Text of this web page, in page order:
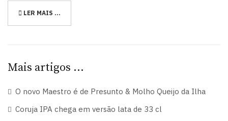
LER MAIS …
Mais artigos …
O novo Maestro é de Presunto & Molho Queijo da Ilha
Coruja IPA chega em versão lata de 33 cl